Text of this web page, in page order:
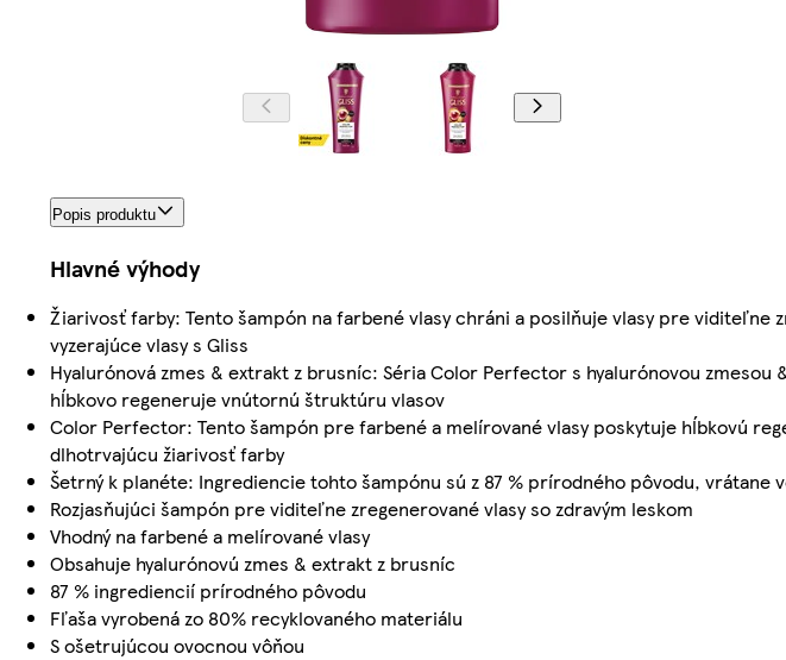
Popis produktu
Hlavné výhody
Žiarivosť farby: Tento šampón na farbené vlasy chráni a posilňuje vlasy pre viditeľne
vyzerajúce vlasy s Gliss
Hyalurónová zmes & extrakt z brusníc: Séria Color Perfector s hyalurónovou
hĺbkovo regeneruje vnútornú štruktúru vlasov
Color Perfector: Tento šampón pre farbené a melírované vlasy poskytuje hĺbkovú
dlhotrvajúcu žiarivosť farby
Šetrný k planéte: Ingrediencie tohto šampónu sú z 87 % prírodného pôvodu, vrátane
Rozjasňujúci šampón pre viditeľne zregenerované vlasy so zdravým leskom
Vhodný na farbené a melírované vlasy
Obsahuje hyalurónovú zmes & extrakt z brusníc
87 % ingrediencií prírodného pôvodu
Fľaša vyrobená zo 80% recyklovaného materiálu
S ošetrujúcou ovocnou vôňou